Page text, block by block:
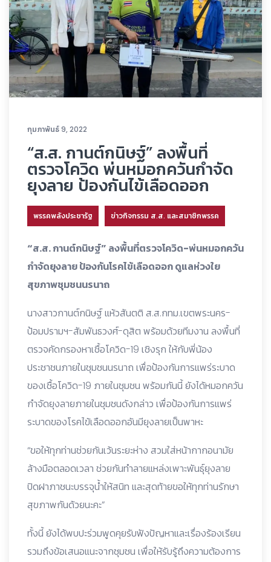
กุมภาพันธ์ 9, 2022
“ส.ส. กานต์กนิษฐ์” ลงพื้นที่
ตรวจโควิด พ่นหมอกควันกำจัด
ยุงลาย ป้องกันไข้เลือดออก
พรรคพลังประชารัฐ ข่าวกิจกรรม ส.ส. และสมาชิกพรรค
“ส.ส. กานต์กนิษฐ์” ลงพื้นที่ตรวจโควิด-พ่นหมอกควัน
กำจัดยุงลาย ป้องกันโรคไข้เลือดออก ดูแลห่วงใย
สุขภาพชุมชนนรนาถ
นางสาวกานต์กนิษฐ์ แห้วสันตติ ส.ส.กทม.เขตพระนคร-
ป้อมปรามฯ-สัมพันธวงศ์-ดุสิต พร้อมด้วยทีมงาน ลงพื้นที่
ตรวจคัดกรองหาเชื้อโควิด-19 เชิงรุก ให้กับพี่น้อง
ประชาชนภายในชุมชนนรนาถ เพื่อป้องกันการแพร่ระบาด
ของเชื้อโควิด-19 ภายในชุมชน พร้อมกันนี้ ยังได้หมอกควัน
กำจัดยุงลายภายในชุมชนดังกล่าว เพื่อป้องกันการแพร่
ระบาดของโรคไข้เลือดออกอันมียุงลายเป็นพาหะ
“ขอให้ทุกท่านช่วยกันเว้นระยะห่าง สวมใส่หน้ากากอนามัย
ล้างมือตลอดเวลา ช่วยกันทำลายแหล่งเพาะพันธุ์ยุงลาย
ปิดฝาภาชนะบรรจุน้ำให้สนิท และสุดท้ายขอให้ทุกท่านรักษา
สุขภาพกันด้วยนะคะ”
ทั้งนี้ ยังได้พบปะร่วมพูดคุยรับฟังปัญหาและเรื่องร้องเรียน
รวมถึงข้อเสนอแนะจากชุมชน เพื่อให้รับรู้ถึงความต้องการ